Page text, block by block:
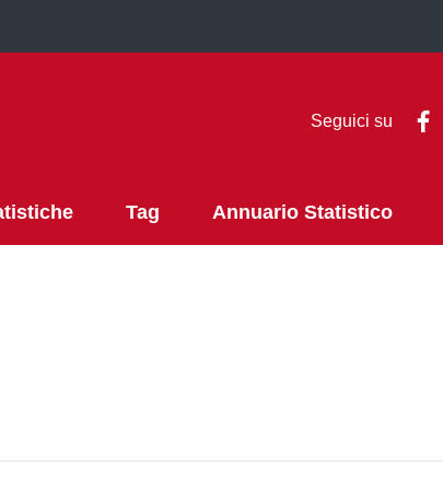
Seguici su
Tag Annuario Statistico